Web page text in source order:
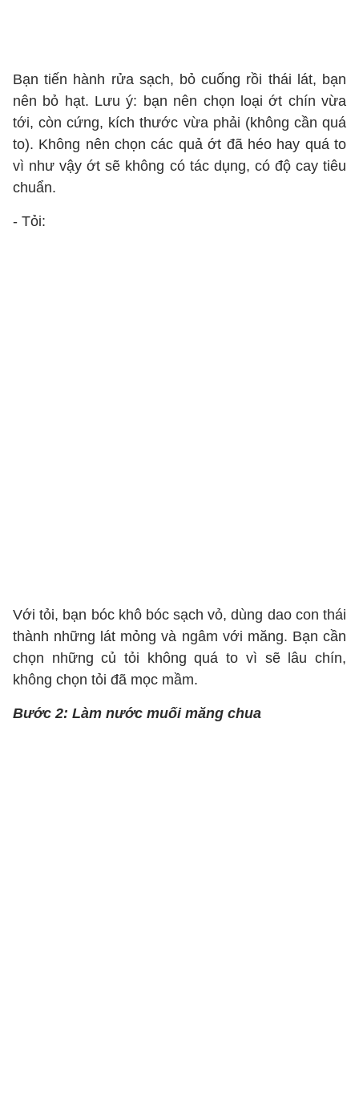
Bạn tiến hành rửa sạch, bỏ cuống rồi thái lát, bạn
nên bỏ hạt. Lưu ý: bạn nên chọn loại ớt chín vừa
tới, còn cứng, kích thước vừa phải (không cần quá
to). Không nên chọn các quả ớt đã héo hay quá to
vì như vậy ớt sẽ không có tác dụng, có độ cay tiêu
chuẩn.
- Tỏi:
Với tỏi, bạn bóc khô bóc sạch vỏ, dùng dao con thái
thành những lát mỏng và ngâm với măng. Bạn cần
chọn những củ tỏi không quá to vì sẽ lâu chín,
không chọn tỏi đã mọc mầm.
Bước 2: Làm nước muối măng chua